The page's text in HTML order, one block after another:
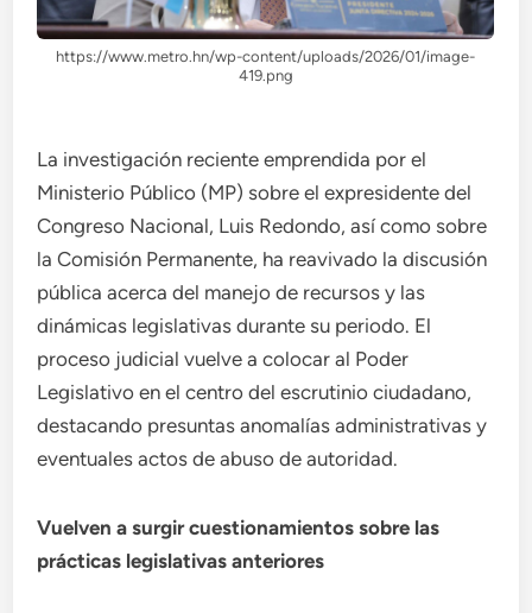
https://www.metro.hn/wp-content/uploads/2026/01/image-
419.png
La investigación reciente emprendida por el
Ministerio Público (MP) sobre el expresidente del
Congreso Nacional, Luis Redondo, así como sobre
la Comisión Permanente, ha reavivado la discusión
pública acerca del manejo de recursos y las
dinámicas legislativas durante su periodo. El
proceso judicial vuelve a colocar al Poder
Legislativo en el centro del escrutinio ciudadano,
destacando presuntas anomalías administrativas y
eventuales actos de abuso de autoridad.
Vuelven a surgir cuestionamientos sobre las
prácticas legislativas anteriores